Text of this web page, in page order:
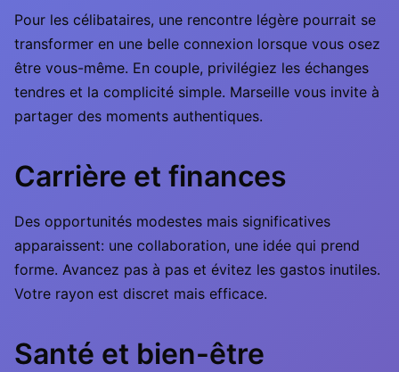
Pour les célibataires, une rencontre légère pourrait se
transformer en une belle connexion lorsque vous osez
être vous-même. En couple, privilégiez les échanges
tendres et la complicité simple. Marseille vous invite à
partager des moments authentiques.
Carrière et finances
Des opportunités modestes mais significatives
apparaissent: une collaboration, une idée qui prend
forme. Avancez pas à pas et évitez les gastos inutiles.
Votre rayon est discret mais efficace.
Santé et bien-être